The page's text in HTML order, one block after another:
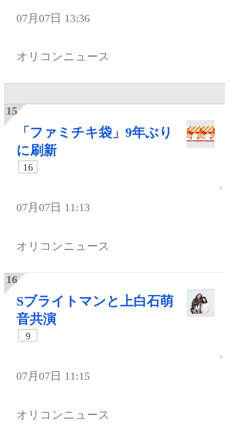
07月07日 13:36
オリコンニュース
「ファミチキ袋」9年ぶり
に刷新
16
07月07日 11:13
オリコンニュース
Sブライトマンと上白石萌
音共演
9
07月07日 11:15
オリコンニュース